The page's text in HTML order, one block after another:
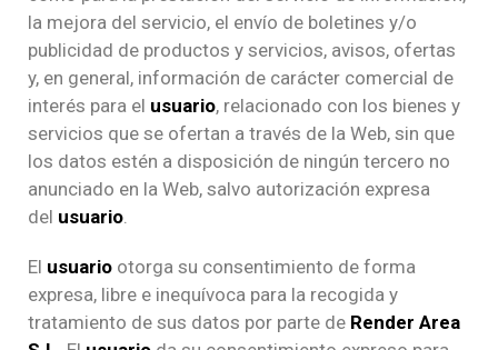
la mejora del servicio, el envío de boletines y/o
publicidad de productos y servicios, avisos, ofertas
y, en general, información de carácter comercial de
interés para el usuario, relacionado con los bienes y
servicios que se ofertan a través de la Web, sin que
los datos estén a disposición de ningún tercero no
anunciado en la Web, salvo autorización expresa
del usuario.
El usuario otorga su consentimiento de forma
expresa, libre e inequívoca para la recogida y
tratamiento de sus datos por parte de Render Area